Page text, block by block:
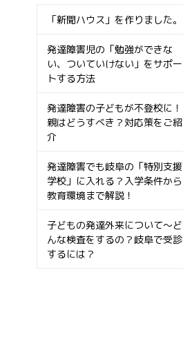
「新聞ハウス」を作りました。
発達障害児の「勉強ができな
い、ついていけない」をサポー
トする方法
発達障害の子どもが不登校に！
親はどうすべき？対応策をご紹
介
発達障害でも岐阜の「特別支援
学校」に入れる？入学条件から
教育環境まで解説！
子どもの発達外来について〜ど
んな検査をするの？岐阜で受診
するには？